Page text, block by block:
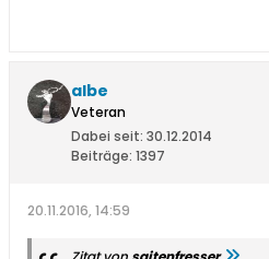
albe
Veteran
Dabei seit: 30.12.2014
Beiträge: 1397
20.11.2016, 14:59